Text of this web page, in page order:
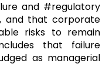
and #regulatory
and that corporate
risks to remain
that failure
as managerial